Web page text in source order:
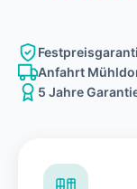
Anfahrt
5 Jahre